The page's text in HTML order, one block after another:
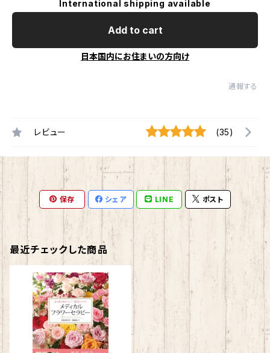
International shipping available
Add to cart
日本国内にお住まいの方向け
通報する
レビュー (35)
保存 シェア LINE ポスト
最近チェックした商品